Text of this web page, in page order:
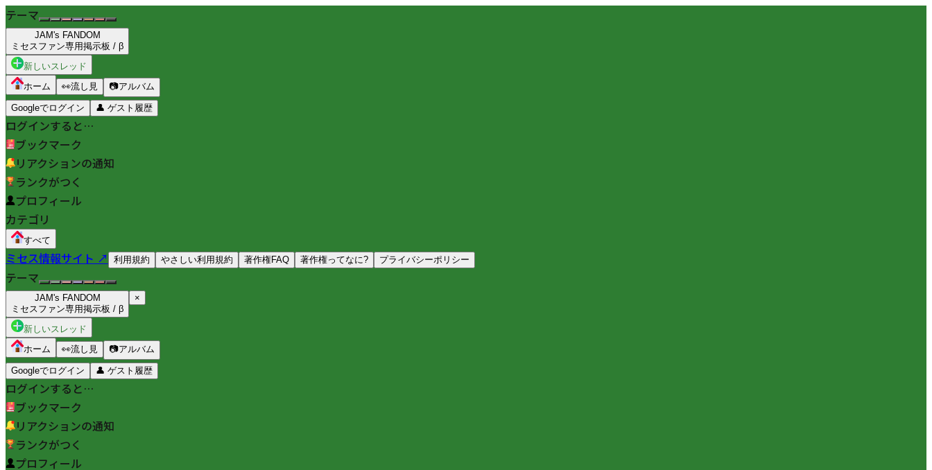
テーマ
JAM's FANDOM
ミセスファン専用掲示板 / β
新しいスレッド
ホーム
👀流し見 📷アルバム
Googleでログイン 👤 ゲスト履歴
ログインすると…
ブックマーク
リアクションの通知
ランクがつく
プロフィール
カテゴリ
すべて
ミセス情報サイト ↗ 利用規約 やさしい利用規約 著作権FAQ 著作権ってなに? プライバシーポリシー
テーマ
JAM's FANDOM
ミセスファン専用掲示板 / β
×
新しいスレッド
ホーム
👀流し見 📷アルバム
Googleでログイン 👤 ゲスト履歴
ログインすると…
ブックマーク
リアクションの通知
ランクがつく
プロフィール